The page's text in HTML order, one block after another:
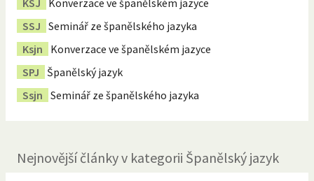
SSJ Seminář ze španělského jazyka
Ksjn
Konverzace ve španělském jazyce
SPJ Španělský jazyk
Ssjn Seminář ze španělského jazyka
Nejnovějšíčlánkyv kategorii Španělský jazyk